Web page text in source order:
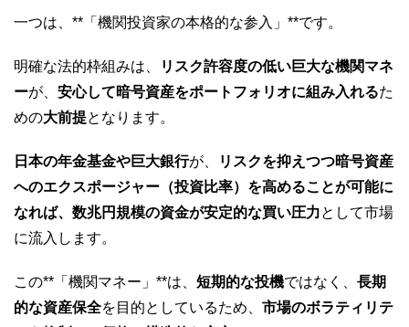
一つは、**「機関投資家の本格的な参入」**です。
明確な法的枠組みは、
リスク許容度の低い巨大な機関マネ
ーが、 安心して暗号資産をポートフォリオに組み入れるた
めの大前提となります。
日本の年金基金や巨大銀行が、
リスクを抑えつつ暗号資産
へのエクスポージャー（投資比率）を高めることが可能に
なれば、数兆円規模の資金が安定的な買い圧力として市場
に流入します。
この**「機関マネー」**は、 短期的な投機ではなく、 長期
的な資産保全を目的としているため、 市場のボラティリテ